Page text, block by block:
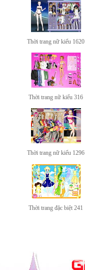
Thời trang nữ kiểu 1620
Thời trang nữ kiểu 316
Thời trang nữ kiểu 1296
Thời trang đặc biệt 241